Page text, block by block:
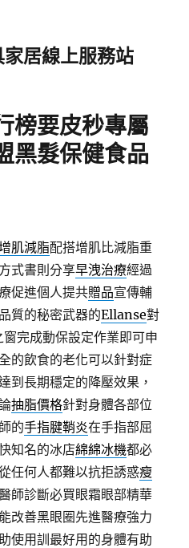
居線上服務站
榜要皮秒專屬
黑髮保健食品
肌減脂配搭增肌比減脂重
式書則分享早洩治療經過
促進個人提共贈品宣傳輔
質的秘密武器的Ellanse對
完成動保設定作業即可申
的飲食的老化可以針對症
到長期穩定的降壓效果，
抽脂價格針對身體各部位
的手指腱鞘炎在手指部屈
知名的冰店綿綿冰機都必
任何人都難以抗拒誘惑瘦
師診斷必買眼霜眼部精華
改善黑眼圈先進醫療強力
使用訓最好用的身體有助